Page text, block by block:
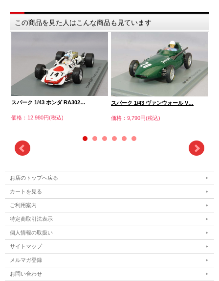
この商品を見た人はこんな商品も見ています
スパーク 1/43 ホンダ RA302…
価格：12,980円(税込)
スパーク 1/43 ヴァンウォール V…
価格：9,790円(税込)
お店のトップへ戻る
カートを見る
ご利用案内
特定商取引法表示
個人情報の取扱い
サイトマップ
メルマガ登録
お問い合わせ